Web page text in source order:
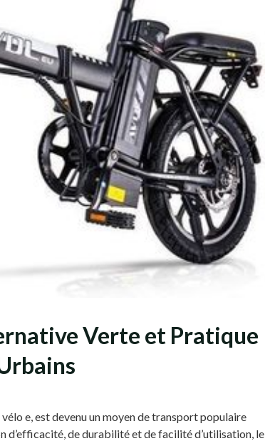
Verte et Pratique
e, est devenu un moyen de transport populaire
d’efficacité, de durabilité et de facilité d’utilisation, le